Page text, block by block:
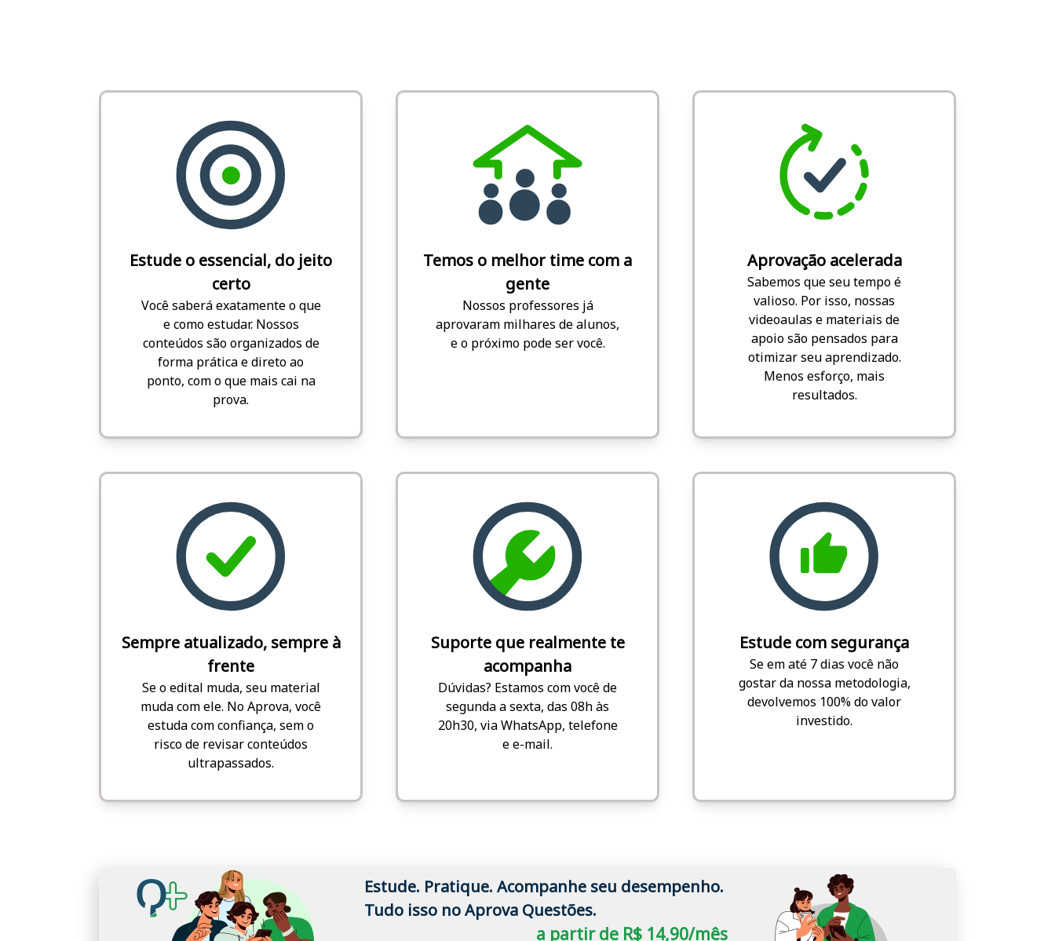
Estude o essencial, do jeito
certo
Você saberá exatamente o que
e como estudar. Nossos
conteúdos são organizados de
forma prática e direto ao
ponto, com o que mais cai na
prova.
Temos o melhor time com a
gente
Nossos professores já
aprovaram milhares de alunos,
e o próximo pode ser você.
Aprovação acelerada
Sabemos que seu tempo é
valioso. Por isso, nossas
videoaulas e materiais de
apoio são pensados para
otimizar seu aprendizado.
Menos esforço, mais
resultados.
Sempre atualizado, sempre à
frente
Se o edital muda, seu material
muda com ele. No Aprova, você
estuda com confiança, sem o
risco de revisar conteúdos
ultrapassados.
Suporte que realmente te
acompanha
Dúvidas? Estamos com você de
segunda a sexta, das 08h às
20h30, via WhatsApp, telefone
e e-mail.
Estude com segurança
Se em até 7 dias você não
gostar da nossa metodologia,
devolvemos 100% do valor
investido.
Estude. Pratique. Acompanhe seu desempenho.
Tudo isso no Aprova Questões.
a partir de R$ 14,90/mês